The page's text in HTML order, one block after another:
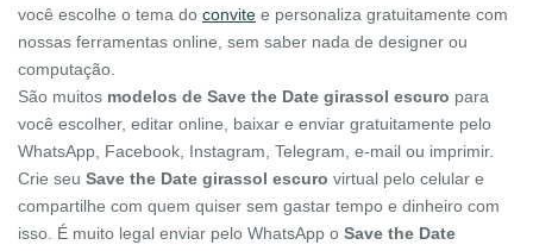
você escolhe o tema do convite e personaliza gratuitamente com
nossas ferramentas online, sem saber nada de designer ou
computação.
São muitos modelos de Save the Date girassol escuro para
você escolher, editar online, baixar e enviar gratuitamente pelo
WhatsApp, Facebook, Instagram, Telegram, e-mail ou imprimir.
Crie seu Save the Date girassol escuro virtual pelo celular e
compartilhe com quem quiser sem gastar tempo e dinheiro com
isso. É muito legal enviar pelo WhatsApp o Save the Date